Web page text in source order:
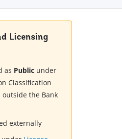
Licensing
as Public under
Classification
outside the Bank
externally